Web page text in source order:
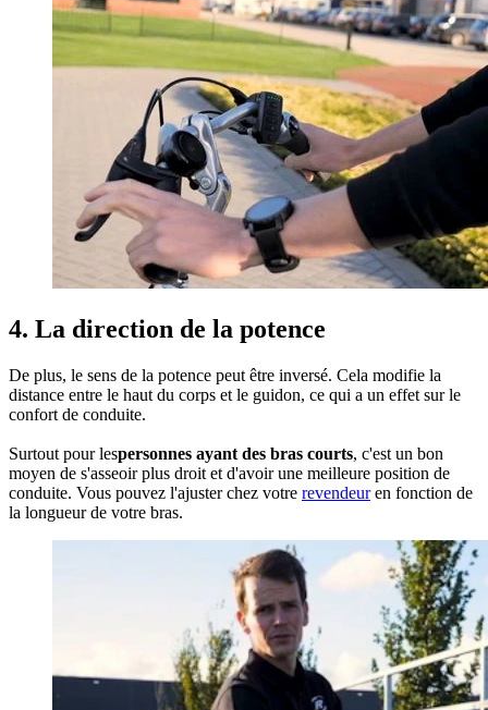
4. La direction de la potence
De plus, le sens de la potence peut être inversé. Cela modifie la
distance entre le haut du corps et le guidon, ce qui a un effet sur le
confort de conduite.
Surtout pour lespersonnes ayant des bras courts, c'est un bon
moyen de s'asseoir plus droit et d'avoir une meilleure position de
conduite. Vous pouvez l'ajuster chez votre revendeuren fonction de
la longueur de votre bras.